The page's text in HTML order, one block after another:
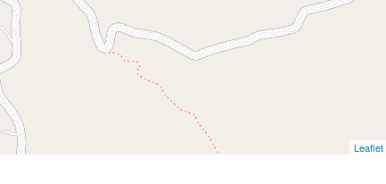
Leaflet